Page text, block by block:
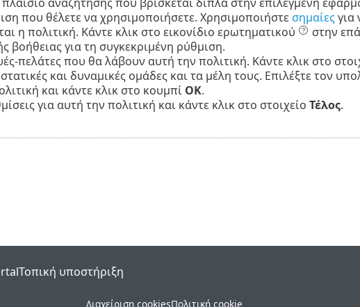
που θέλετε να χρησιμοποιήσετε. Χρησιμοποιήστεσημαίεςγια
η πολιτική. Κάντε κλικ στο εικονίδιο ερωτηματικού
στην
βοήθειας για τη συγκεκριμένη ρύθμιση.
πελάτες που θα λάβουν αυτή την πολιτική. Κάντε κλικ στο
και δυναμικές ομάδες και τα μέλη τους. Επιλέξτε τον
και κάντε κλικ στο κουμπί OK.
για αυτή την πολιτική και κάντε κλικ στο στοιχείο Τέλος.
Τοπική υποστήριξη
Διαχείριση cookiesΠολιτική cookie